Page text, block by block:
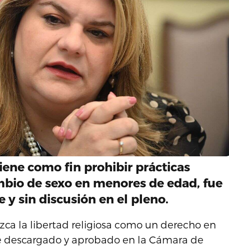
como fin prohibir prácticas
de sexo en menores de edad, fue
y sin discusión en el pleno.
la libertad religiosa como un derecho en
y aprobado en la Cámara de